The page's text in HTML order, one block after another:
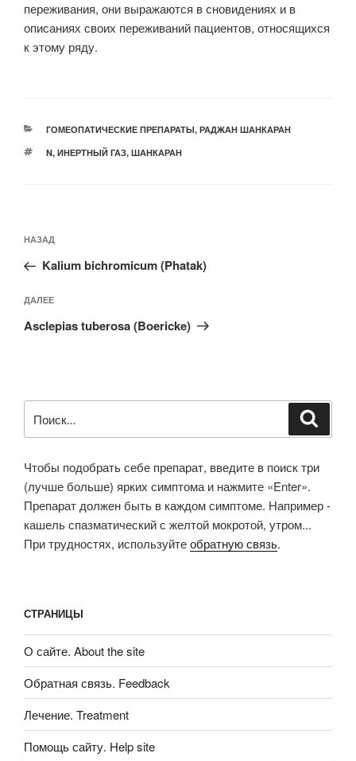
переживания, они выражаются в сновидениях и в
описаниях своих переживаний пациентов, относящихся
к этому ряду.
РУБРИКИ
ГОМЕОПАТИЧЕСКИЕ ПРЕПАРАТЫ, РАДЖАН ШАНКАРАН
МЕТКИ
N, ИНЕРТНЫЙ ГАЗ, ШАНКАРАН
по
записям
Предыдущая
запись:
НАЗАД
Kalium bichromicum (Phatak)
Следующая
запись
ДАЛЕЕ
Asclepias tuberosa (Boericke)
Чтобы подобрать себе препарат, введите в поиск три
(лучше больше) ярких симптома и нажмите «Enter».
Препарат должен быть в каждом симптоме. Например -
кашель спазматический с желтой мокротой, утром...
При трудностях, используйтеобратную связь.
СТРАНИЦЫ
О сайте. About the site
Обратная связь. Feedback
Лечение. Treatment
Помощь сайту. Help site